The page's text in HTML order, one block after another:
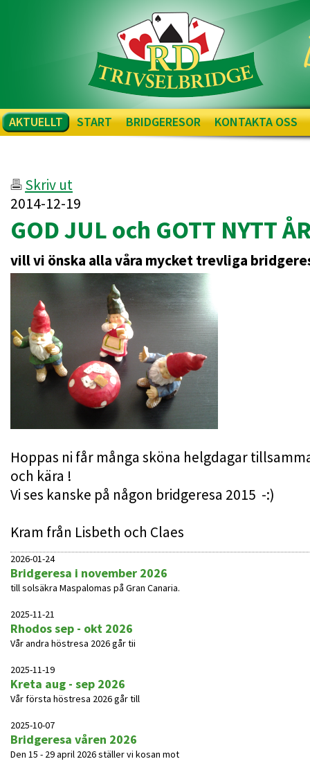
AKTUELLT START BRIDGERESOR KONTAKTA OSS
Skriv ut
2014-12-19
GOD JUL och GOTT NYTT
vill vi önska alla våra mycket trevliga
Hoppas ni får många sköna helgdagar
och kära !
Vi ses kanske på någon bridgeresa 2015 -:)
Kram från Lisbeth och Claes
2026-01-24
Bridgeresa i november 2026
till solsäkra Maspalomas på Gran Canaria.
2025-11-21
Rhodos sep - okt 2026
Vår andra höstresa 2026 går tii
2025-11-19
Kreta aug - sep 2026
Vår första höstresa 2026 går till
2025-10-07
Bridgeresa våren 2026
Den 15 - 29 april 2026 ställer vi kosan mot